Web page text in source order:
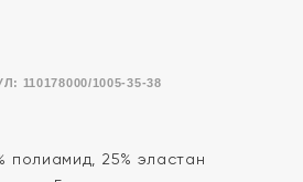
110178000/1005-35-38
полиамид, 25% эластан